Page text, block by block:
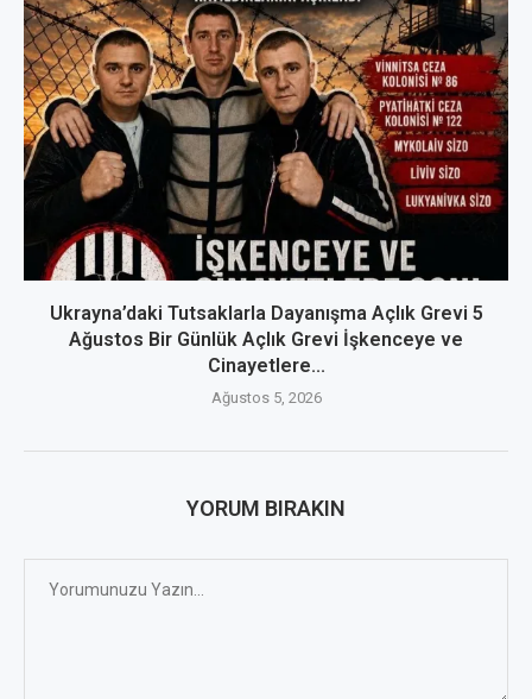
Ukrayna’daki Tutsaklarla Dayanışma Açlık Grevi 5
Ağustos Bir Günlük Açlık Grevi İşkenceye ve
Cinayetlere...
Ağustos 5, 2026
YORUM BIRAKIN